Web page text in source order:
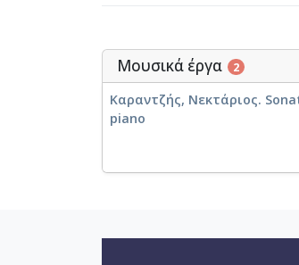
Μουσικά έργα 2
Καραντζής, Νεκτάριος.
piano